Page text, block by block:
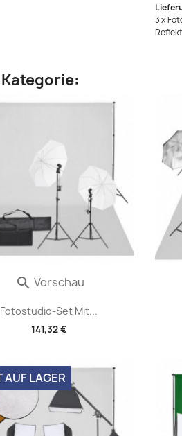
3 x
Fotostudio-Set Mit...
141,32 €
 Vorschau
AUF LAGER